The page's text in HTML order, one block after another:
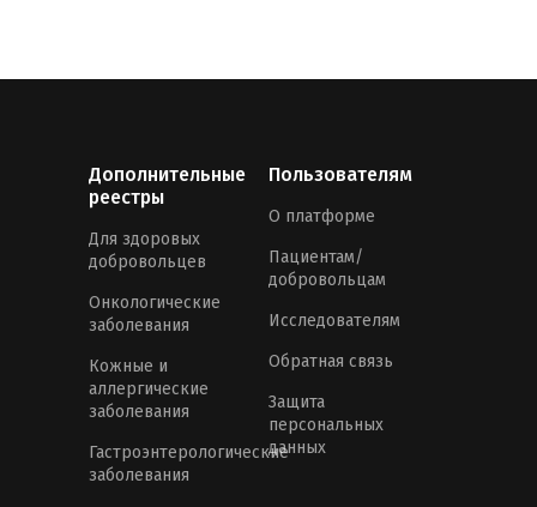
Дополнительные
реестры
Для здоровых
добровольцев
Онкологические
заболевания
Кожные и
аллергические
заболевания
Гастроэнтерологические
заболевания
Пользователям
О платформе
Пациентам/
добровольцам
Исследователям
Обратная связь
Защита
персональных
данных